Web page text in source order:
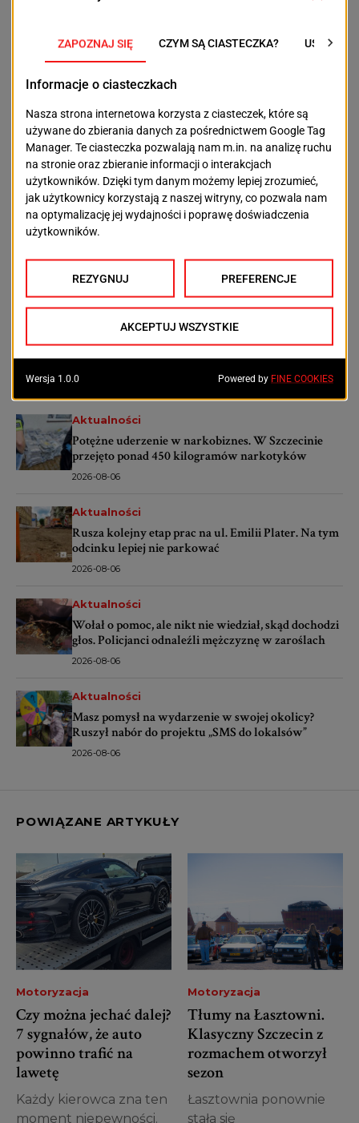
inwestycji drogowych.
Jeżeli przetarg zostanie rozstrzygnięty zgodnie z
planem, system powinien zostać uruchomiony
jeszcze w tym roku. Dokumentacja przetargowa
zakłada zakończenie budowy i odbiorów do końca
listopada 2026 roku.
Dla kierowców ciężarówek oznacza to jedno –
przejazd przez Stołczyn będzie pod stałą
elektroniczną kontrolą, nawet jeśli na miejscu nie
będzie patrolu Inspekcji Transportu Drogowego.
POPRZEDNI TEKST
Szpital odpowiada po
demolce na SOR-ze.
„Widzicie minutę, my
każdego dnia”
NASTĘPNY TEKST
Piotr Lisek wygrał w
Dobrej. Zofia
Gaborska z rekordem
Dobrego Mityngu
Aktualności
Potężne uderzenie w narkobiznes. W Szczecinie
przejęto ponad 450 kilogramów narkotyków
2026-08-06
Aktualności
Rusza kolejny etap prac na ul. Emilii Plater. Na tym
odcinku lepiej nie parkować
2026-08-06
Aktualności
Wołał o pomoc, ale nikt nie wiedział, skąd dochodzi
głos. Policjanci odnaleźli mężczyznę w zaroślach
2026-08-06
Aktualności
Masz pomysł na wydarzenie w swojej okolicy?
Ruszył nabór do projektu „SMS do lokalsów”
2026-08-06
POWIĄZANE ARTYKUŁY
Motoryzacja
Czy można jechać dalej?
7 sygnałów, że auto
powinno trafić na
lawetę
Każdy kierowca zna ten
moment niepewności.
Motoryzacja
Tłumy na Łasztowni.
Klasyczny Szczecin z
rozmachem otworzył
sezon
Łasztownia ponownie
stała się